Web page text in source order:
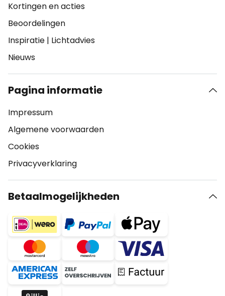
Kortingen en acties
Beoordelingen
Inspiratie | Lichtadvies
Nieuws
Pagina informatie
Impressum
Algemene voorwaarden
Cookies
Privacyverklaring
Betaalmogelijkheden